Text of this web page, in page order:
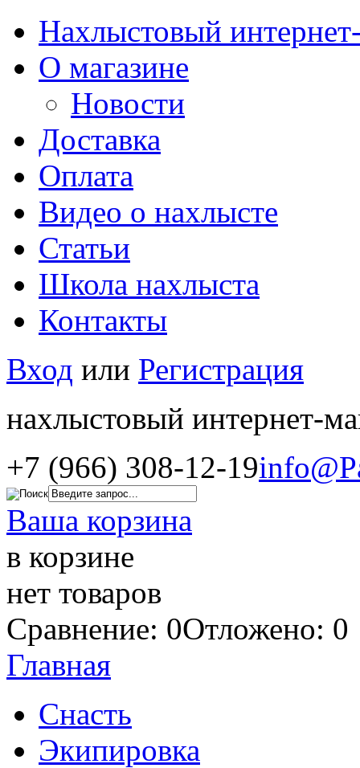
Нахлыстовый
О магазине
Новости
Доставка
Оплата
Видео о нахлысте
Статьи
Школа нахлыста
Контакты
Вход или Регистрация
нахлыстовый интернет-
+7 (966) 308-12-19
Ваша корзина
в корзине
нет товаров
Сравнение: 0Отложено: 0
Главная
Снасть
Экипировка